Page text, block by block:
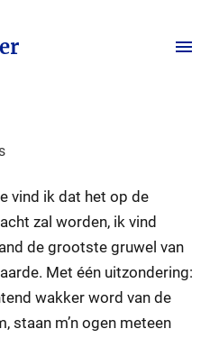
vind ik dat het op de
zal worden, ik vind
de grootste gruwel van
Met één uitzondering:
wakker word van de
staan m’n ogen meteen